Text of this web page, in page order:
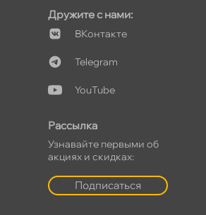
Дружите с нами:
Контакте
Telegram
YouTube
Рассылка
Узнавайте первыми о
акциях и скидках:
Подписаться